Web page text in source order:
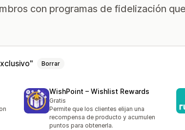
con programas de fidelización
Borrar
WishPoint – Wishlist Rewards
Gratis
Permite que los clientes elijan una
recompensa de producto y acumulen
puntos para obtenerla.